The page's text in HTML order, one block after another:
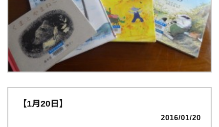
【1月20日】
2016/01/20